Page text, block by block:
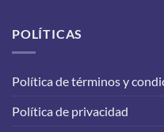
POLÍTICAS
Política de términos y
Política de privacidad